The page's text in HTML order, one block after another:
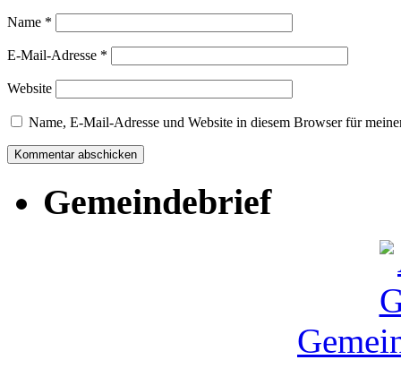
Name *
E-Mail-Adresse *
Website
Name, E-Mail-Adresse und Website in diesem Browser für
Gemeindebrief